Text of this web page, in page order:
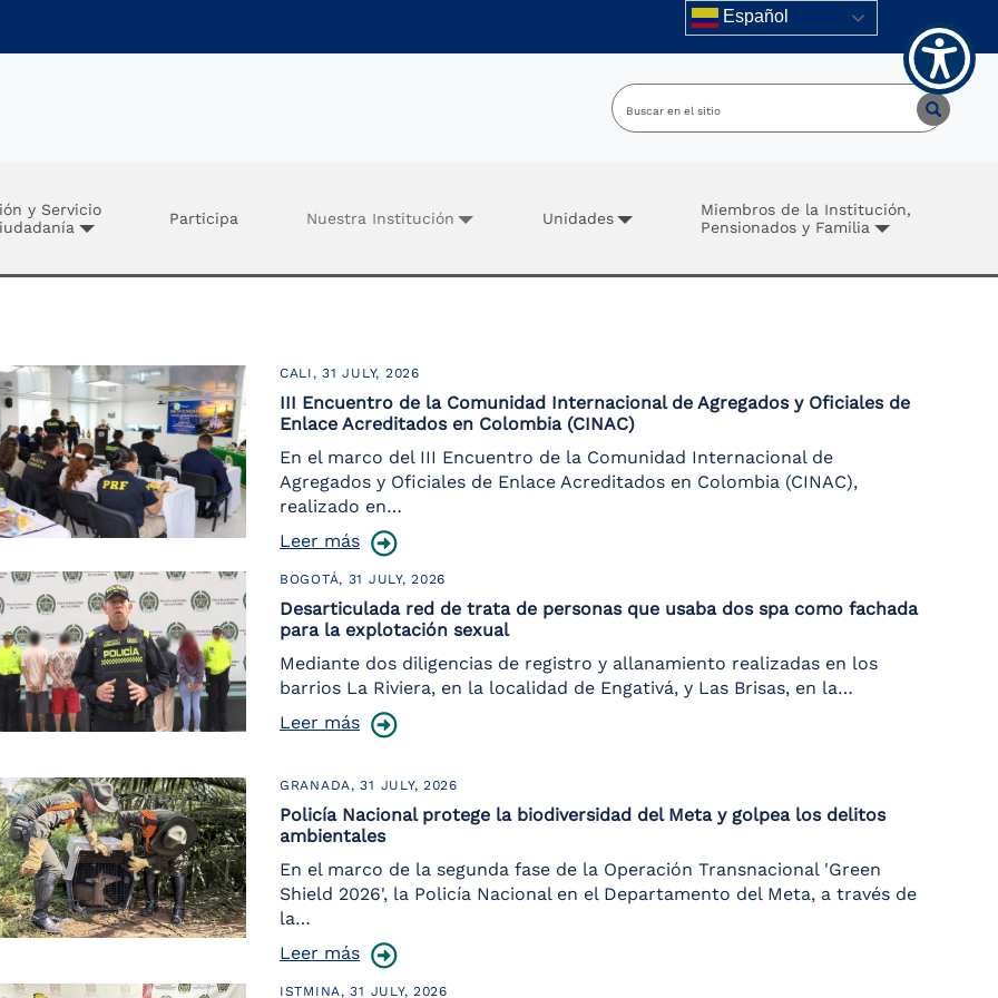
Español
y Servicio
Participa Nuestra Institución Unidades
Miembros de la Institución,
Pensionados y Familia
CALI,31 JULY, 2026
III Encuentro de la Comunidad Internacional de Agregados y Oficiales de
Enlace Acreditados en Colombia (CINAC)
En el marco del III Encuentro de la Comunidad Internacional de
Agregados y Oficiales de Enlace Acreditados en Colombia (CINAC),
realizado en…
Leer más
BOGOTÁ, 31 JULY, 2026
Desarticulada red de trata de personas que usaba dos spa como fachada
para la explotación sexual
Mediante dos diligencias de registro y allanamiento realizadas en los
barrios La Riviera, en la localidad de Engativá, y Las Brisas, en la…
Leer más
GRANADA,31 JULY, 2026
Policía Nacional protege la biodiversidad del Meta y golpea los delitos
ambientales
En el marco de la segunda fase de la Operación Transnacional 'Green
Shield 2026', la Policía Nacional en el Departamento del Meta, a través de
la…
Leer más
ISTMINA,31 JULY, 2026